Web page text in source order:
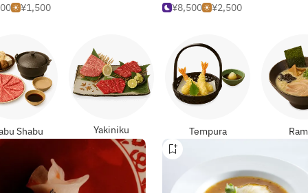
¥1,500
¥8,500
¥2,500
Shabu Yakiniku Tempura